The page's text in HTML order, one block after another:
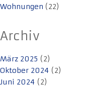
Wohnungen (22)
Archiv
März 2025 (2)
Oktober 2024 (2)
Juni 2024 (2)